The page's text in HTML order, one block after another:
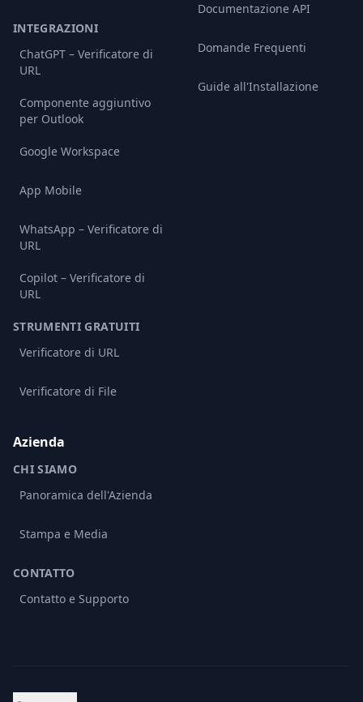
INTEGRAZIONI
ChatGPT – Verificatore di
URL
Componente aggiuntivo
per Outlook
Google Workspace
App Mobile
WhatsApp – Verificatore di
URL
Copilot – Verificatore di
URL
STRUMENTI GRATUITI
Verificatore di URL
Verificatore di File
Documentazione API
Domande Frequenti
Guide all'Installazione
Azienda
CHI SIAMO
Panoramica dell'Azienda
Stampa e Media
CONTATTO
Contatto e Supporto